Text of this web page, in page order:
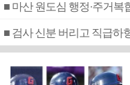
■ 마산 원도심 행정·주거복